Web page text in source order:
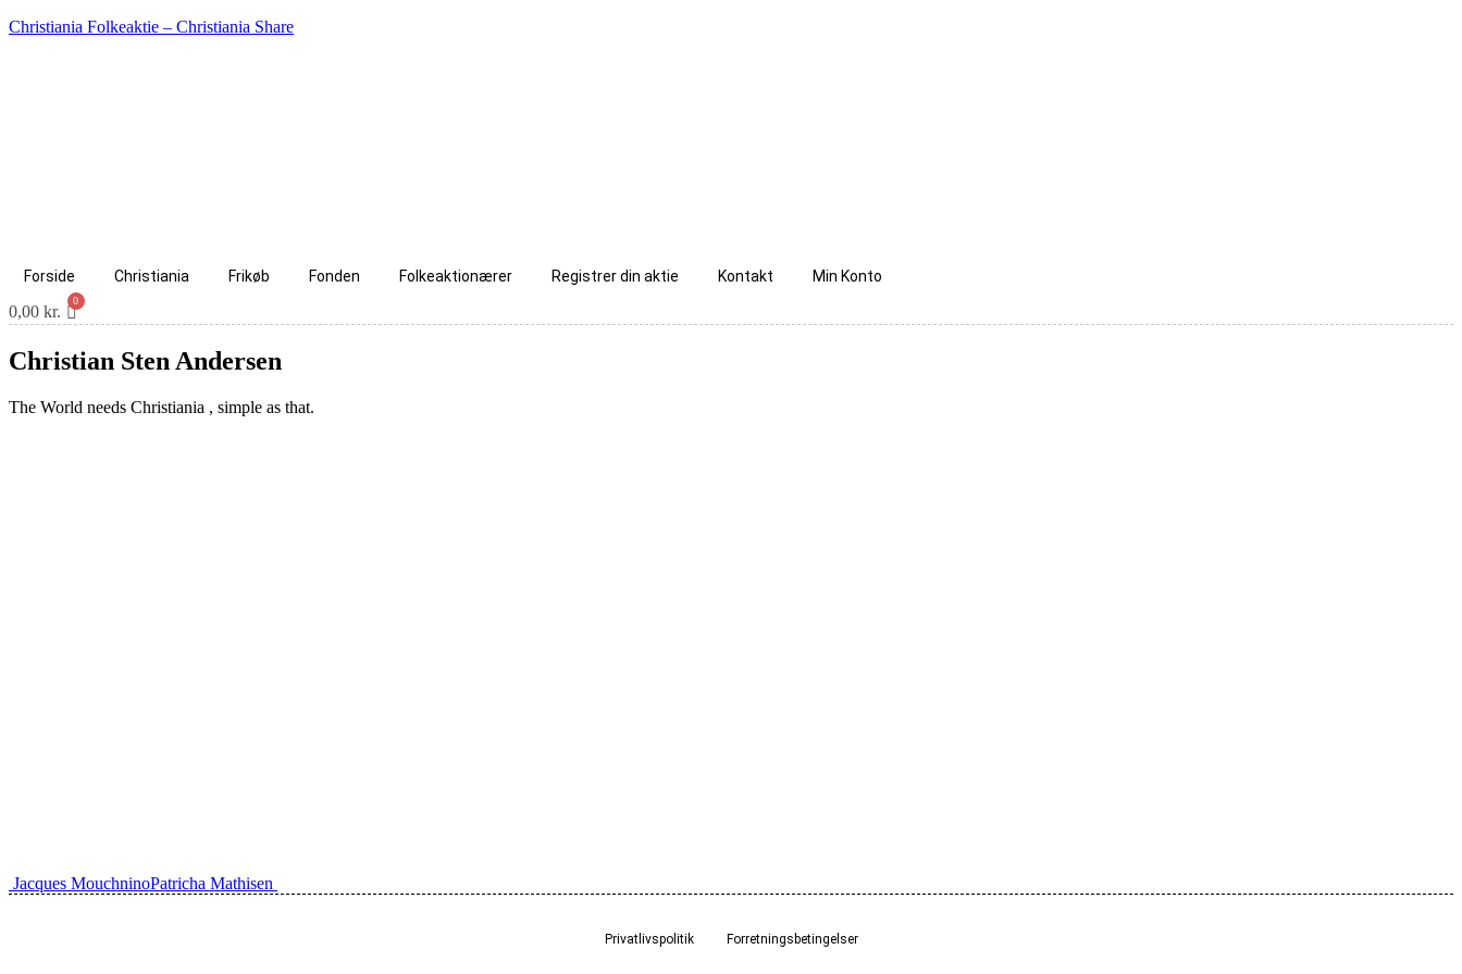
Christiania Folkeaktie – Christiania Share
Forside Christiania Frikøb Fonden Folkeaktionærer Registrer din aktie Kontakt Min Konto
0,00 kr.
Christian Sten Andersen
The World needs Christiania , simple as that.
Indlæg
Jacques MouchninoPatricha Mathisen
Privatlivspolitik Forretningsbetingelser